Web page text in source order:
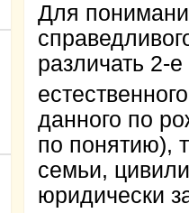
Для
различать 2-
данного по
по понятию),
семьи,
юридически